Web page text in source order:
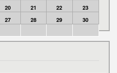
20 21 22
23
27 28 29
30